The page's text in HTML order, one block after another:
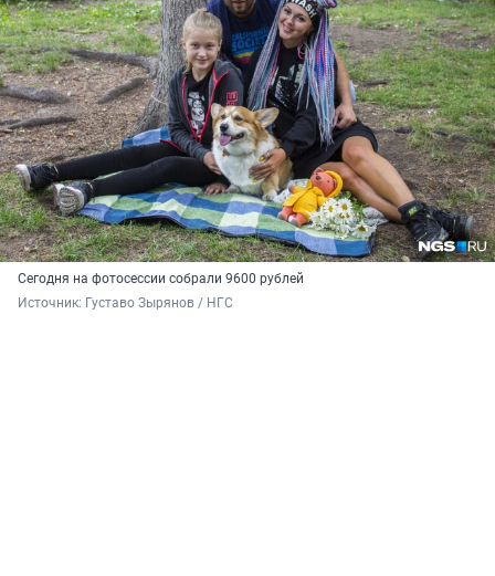
Сегодня на фотосессии собрали 9600 рублей
Источник: Густаво Зырянов / НГС